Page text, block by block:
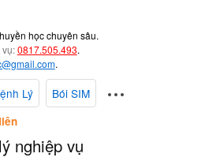
học chuyên sâu.
0817.505.493.
.
Lý
Bói SIM
nghiệp vụ